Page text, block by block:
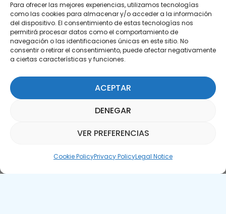
Para ofrecer las mejores experiencias, utilizamos tecnologías
como las cookies para almacenar y/o acceder a la información
del dispositivo. El consentimiento de estas tecnologías nos
permitirá procesar datos como el comportamiento de
navegación o las identificaciones únicas en este sitio. No
consentir o retirar el consentimiento, puede afectar negativamente
a ciertas características y funciones.
ACEPTAR
DENEGAR
VER PREFERENCIAS
Cookie PolicyPrivacy PolicyLegal Notice
Subscribe to our Newsletter
SUBSCRIBE HERE